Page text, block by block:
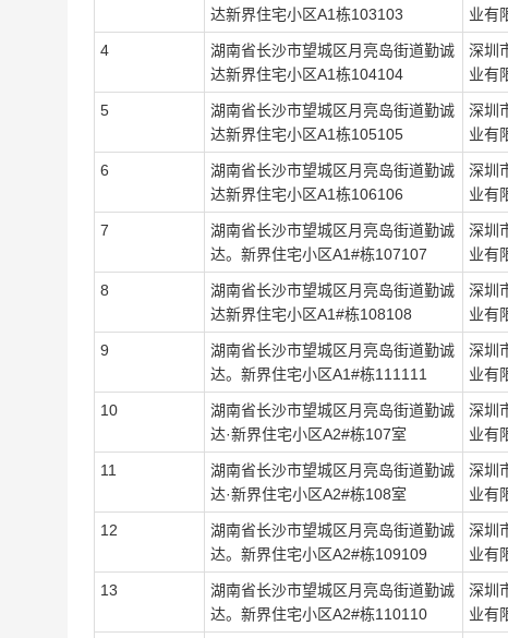
达新界住宅小区A1栋103103
业有
4
湖南省长沙市望城区月亮岛街道勤诚
达新界住宅小区A1栋104104
深圳
业有
5
湖南省长沙市望城区月亮岛街道勤诚
达新界住宅小区A1栋105105
深圳
业有
6
湖南省长沙市望城区月亮岛街道勤诚
达新界住宅小区A1栋106106
深圳
业有
7
湖南省长沙市望城区月亮岛街道勤诚
达。新界住宅小区A1#栋107107
深圳
业有
8
湖南省长沙市望城区月亮岛街道勤诚
达新界住宅小区A1#栋108108
深圳
业有
9
湖南省长沙市望城区月亮岛街道勤诚
达。新界住宅小区A1#栋111111
深圳
业有
10
湖南省长沙市望城区月亮岛街道勤诚
达·新界住宅小区A2#栋107室
深圳
业有
11
湖南省长沙市望城区月亮岛街道勤诚
达·新界住宅小区A2#栋108室
深圳
业有
12
湖南省长沙市望城区月亮岛街道勤诚
达。新界住宅小区A2#栋109109
深圳
业有
13
湖南省长沙市望城区月亮岛街道勤诚
达。新界住宅小区A2#栋110110
深圳
业有